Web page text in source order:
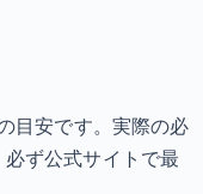
目安です。実際の必
ず公式サイトで最